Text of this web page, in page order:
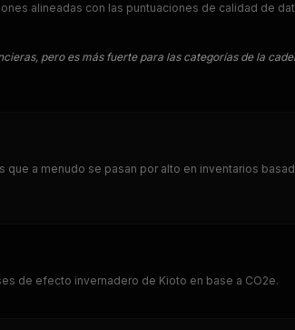
alineadas con las puntuaciones de calidad de
pero es más fuerte para las categorías de la
a menudo se pasan por alto en inventarios
de efecto invernadero de Kioto en base a CO2e.